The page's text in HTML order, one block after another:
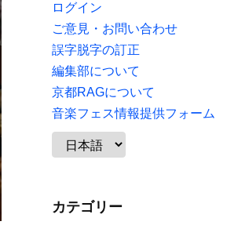
ログイン
ご意見・お問い合わせ
誤字脱字の訂正
編集部について
京都RAGについて
音楽フェス情報提供フォーム
カテゴリー